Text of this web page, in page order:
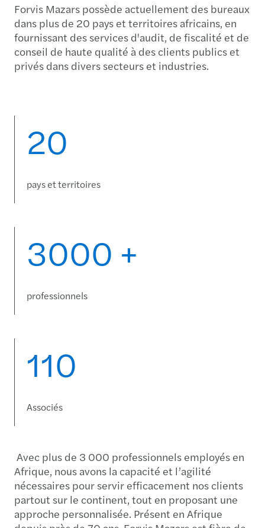
Forvis Mazars possède actuellement des bureaux
dans plus de 20 pays et territoires africains, en
fournissant des services d'audit, de fiscalité et de
conseil de haute qualité à des clients publics et
privés dans divers secteurs et industries.
20
pays et territoires
3000 +
professionnels
110
Associés
Avec plus de 3 000 professionnels employés en
Afrique, nous avons la capacité et l’agilité
nécessaires pour servir efficacement nos clients
partout sur le continent, tout en proposant une
approche personnalisée. Présent en Afrique